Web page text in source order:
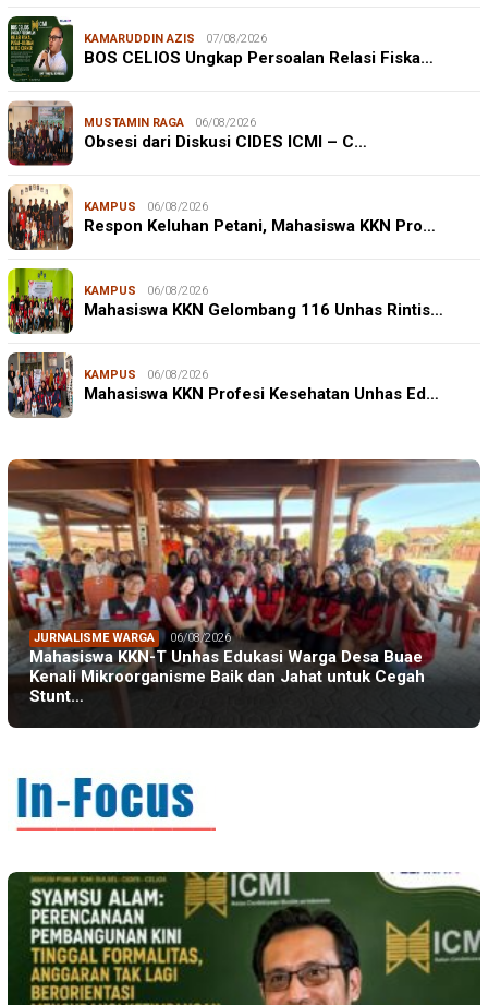
KAMARUDDIN AZIS 07/08/2026
BOS CELIOS Ungkap Persoalan Relasi Fiska…
MUSTAMIN RAGA 06/08/2026
Obsesi dari Diskusi CIDES ICMI – C…
KAMPUS 06/08/2026
Respon Keluhan Petani, Mahasiswa KKN Pro…
KAMPUS 06/08/2026
Mahasiswa KKN Gelombang 116 Unhas Rintis…
KAMPUS 06/08/2026
Mahasiswa KKN Profesi Kesehatan Unhas Ed…
JURNALISME WARGA 06/08/2026
Mahasiswa KKN-T Unhas Edukasi Warga Desa Buae
Kenali Mikroorganisme Baik dan Jahat untuk Cegah
Stunt…